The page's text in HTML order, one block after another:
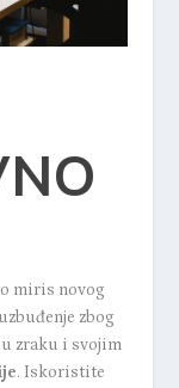
miris novog
zbog
zraku i svojim
. Iskoristite